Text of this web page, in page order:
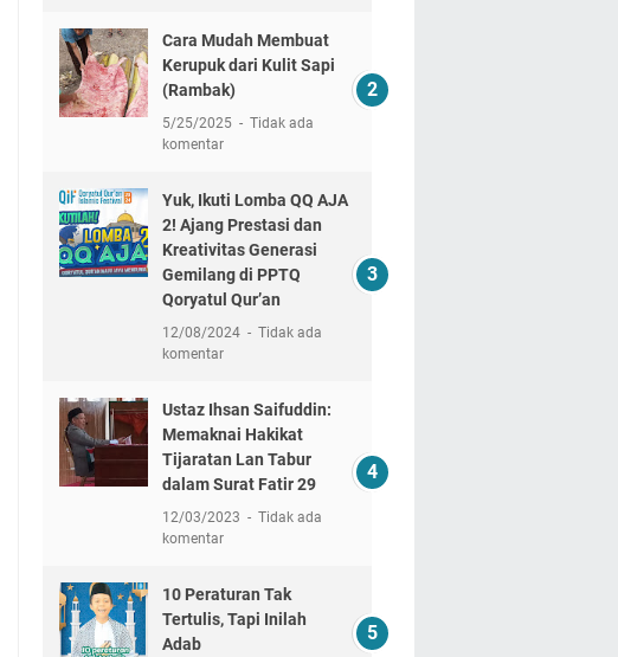
Cara Mudah Membuat
Kerupuk dari Kulit Sapi
(Rambak)
5/25/2025
Tidak ada
komentar
Yuk, Ikuti Lomba QQ AJA
2! Ajang Prestasi dan
Kreativitas Generasi
Gemilang di PPTQ
Qoryatul Qur’an
12/08/2024
Tidak ada
komentar
Ustaz Ihsan Saifuddin:
Memaknai Hakikat
Tijaratan Lan Tabur
dalam Surat Fatir 29
12/03/2023
Tidak ada
komentar
10 Peraturan Tak
Tertulis, Tapi Inilah
Adab